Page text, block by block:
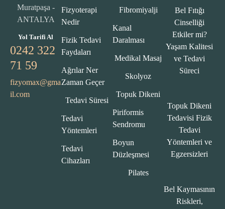
Muratpaşa -
ANTALYA
Yol Tarifi Al
0242 322
71 59
fizyomax@gma
il.com
Fizyoterapi
Nedir
Fizik Tedavi
Faydaları
Ağrılar Ner
Zaman Geçer
Tedavi Süresi
Tedavi
Yöntemleri
Tedavi
Cihazları
Fibromiyalji
Kanal
Daralması
Medikal Masaj
Skolyoz
Topuk Dikeni
Piriformis
Sendromu
Boyun
Düzleşmesi
Pilates
Bel Fıtığı
Cinselliği
Etkiler mi?
Yaşam Kalitesi
ve Tedavi
Süreci
Topuk Dikeni
Tedavisi Fizik
Tedavi
Yöntemleri ve
Egzersizleri
Bel Kaymasının
Riskleri,